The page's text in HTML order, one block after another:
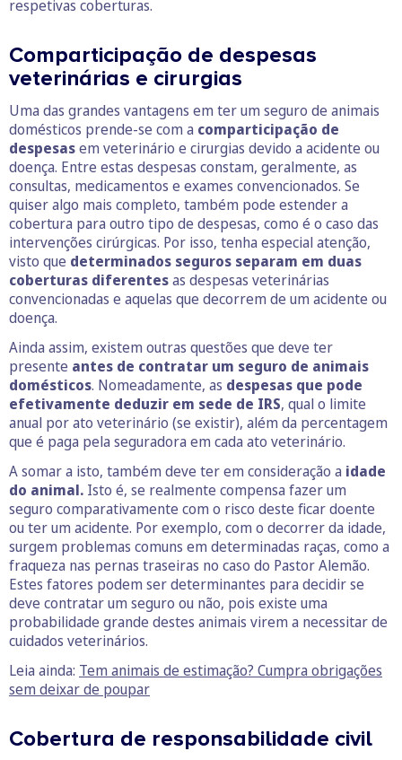
respetivas coberturas.
Comparticipação de despesas
veterinárias e cirurgias
Uma das grandes vantagens em ter um seguro de animais
domésticos prende-se com a comparticipação de
despesasem veterinário e cirurgias devido a acidente ou
doença. Entre estas despesas constam, geralmente, as
consultas, medicamentos e exames convencionados. Se
quiser algo mais completo, também pode estender a
cobertura para outro tipo de despesas, como é o caso das
intervenções cirúrgicas. Por isso, tenha especial atenção,
visto que determinados seguros separam em duas
coberturas diferentesas despesas veterinárias
convencionadas e aquelas que decorrem de um acidente ou
doença.
Ainda assim, existem outras questões que deve ter
presente antes de contratar um seguro de animais
domésticos. Nomeadamente, as despesas que pode
efetivamente deduzir em sede de IRS, qual o limite
anual por ato veterinário (se existir), além da percentagem
que é paga pela seguradora em cada ato veterinário.
A somar a isto, também deve ter em consideração a idade
do animal. Isto é, se realmente compensa fazer um
seguro comparativamente com o risco deste ficar doente
ou ter um acidente. Por exemplo, com o decorrer da idade,
surgem problemas comuns em determinadas raças, como a
fraqueza nas pernas traseiras no caso do Pastor Alemão.
Estes fatores podem ser determinantes para decidir se
deve contratar um seguro ou não, pois existe uma
probabilidade grande destes animais virem a necessitar de
cuidados veterinários.
Leia ainda: Tem animais de estimação? Cumpra obrigações
sem deixar de poupar
Cobertura de responsabilidade civil